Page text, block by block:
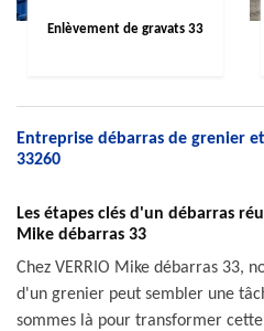
Enlèvement de gravats 33
Entreprise débarras de grenier
33260
Les étapes clés d'un débarras
Mike débarras 33
Chez VERRIO Mike débarras 33,
d'un grenier peut sembler une
sommes là pour transformer